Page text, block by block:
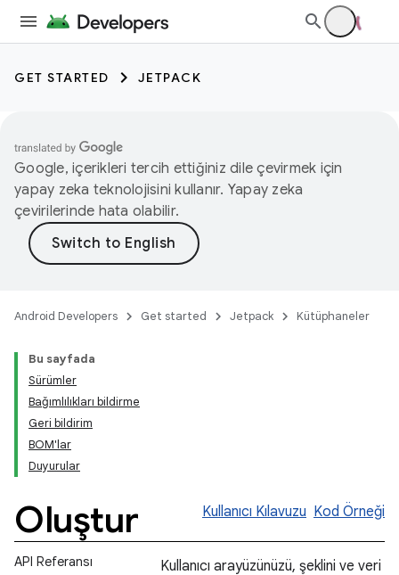
GET STARTED JETPACK
Google, içerikleri tercih ettiğiniz dile çevirmek için
yapay zeka teknolojisini kullanır. Yapay zeka
çevirilerinde hata olabilir.
Android Developers Get started Jetpack Kütüphaneler
Bu sayfada
Sürümler
Bağımlılıkları bildirme
Geri bildirim
BOM'lar
Duyurular
Oluştur Kullanıcı Kılavuzu Kod Örneği
API Referansı
Kullanıcı arayüzünüzü, şeklini ve veri